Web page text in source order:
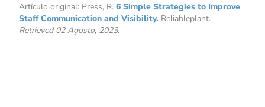
Artículo original: Press, R.6 Simple Strategies to Improve
Staff Communication and Visibility. Reliableplant.
Retrieved 02 Agosto, 2023.